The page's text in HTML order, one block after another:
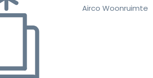
Airco Woonruimte